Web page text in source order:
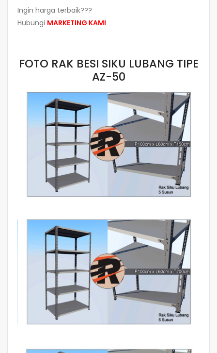
Ingin harga terbaik???
Hubungi MARKETING KAMI
FOTO RAK BESI SIKU LUBANG TIPE
AZ-50